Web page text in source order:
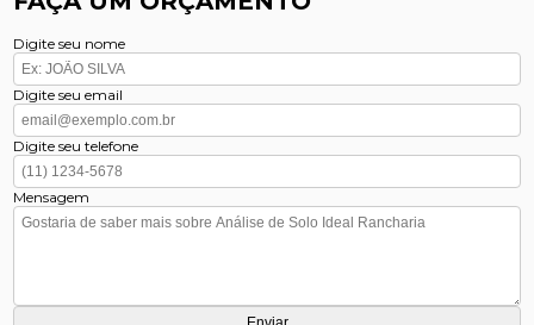
Digite seu nome
Digite seu email
Digite seu telefone
Mensagem